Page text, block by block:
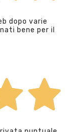
dopo varie
bene per il